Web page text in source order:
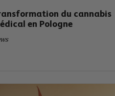
du cannabis
en Pologne